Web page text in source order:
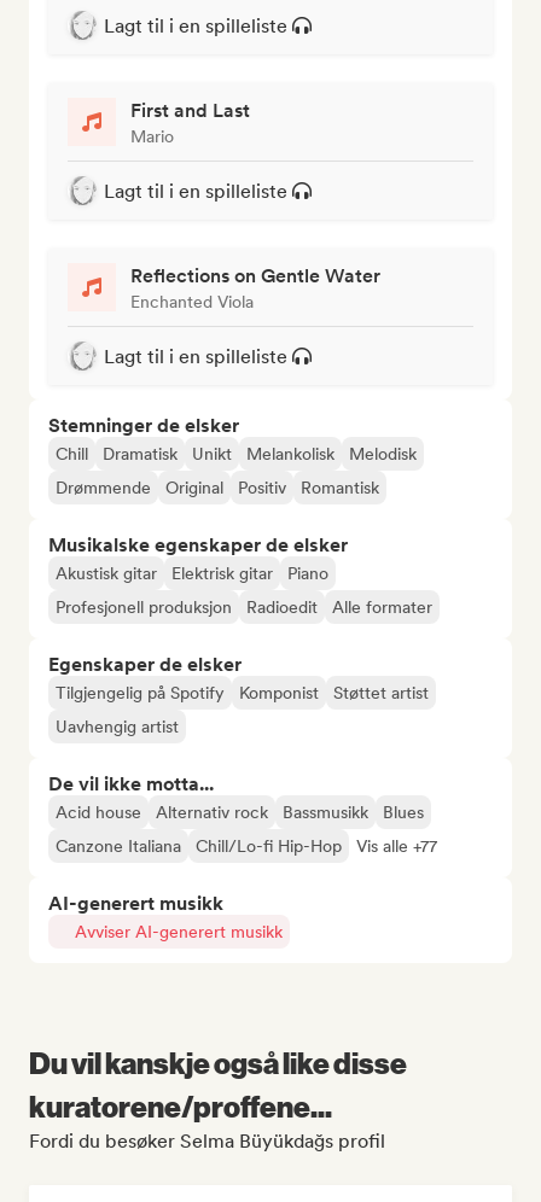
Lagt til i en spilleliste
First and Last
Mario
Lagt til i en spilleliste
Reflections on Gentle Water
Enchanted Viola
Lagt til i en spilleliste
Stemninger de elsker
Chill Dramatisk Unikt Melankolisk
Melodisk
Drømmende
Original Positiv Romantisk
Musikalske egenskaper de elsker
Akustisk gitar Elektrisk gitar
Piano
Profesjonell produksjon
Radioedit Alle formater
Egenskaper de elsker
Tilgjengelig på Spotify Komponist
Støttet artist
Uavhengig artist
De vil ikke motta...
Acid house Alternativ rock Bassmusikk
Blues
Canzone Italiana
Chill/Lo-fi Hip-Hop Vis alle +77
AI-generert musikk
Avviser AI-generert musikk
Du vil kanskje også like disse
kuratorene/proffene...
Fordi du besøker Selma Büyükdağs profil